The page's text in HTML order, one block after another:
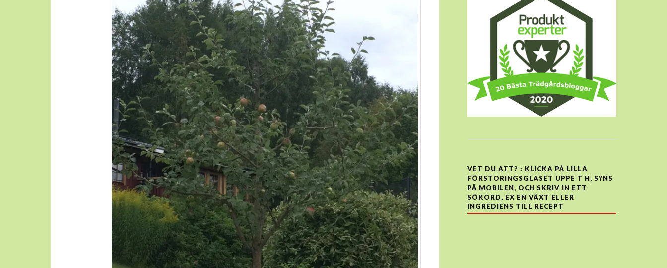
VET DU ATT? : KLICKA PÅ LILLA
FÖRSTORINGSGLASET UPPE T H, SYNS
PÅ MOBILEN, OCH SKRIV IN ETT
SÖKORD, EX EN VÄXT ELLER
INGREDIENS TILL RECEPT